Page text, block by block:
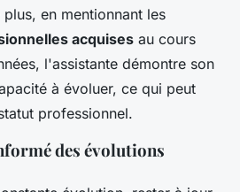
plus, en mentionnant les
acquises au cours
l'assistante démontre son
à évoluer, ce qui peut
professionnel.
des évolutions